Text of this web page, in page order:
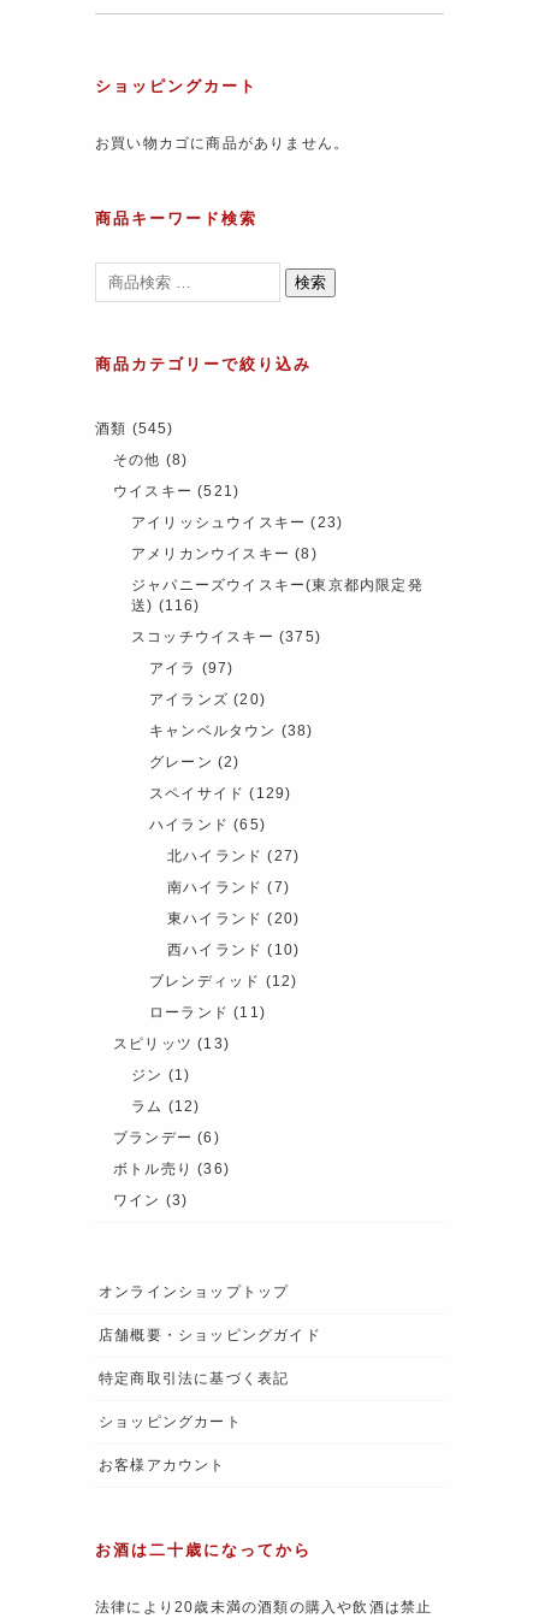
ショッピングカート
お買い物カゴに商品がありません。
商品キーワード検索
検索
商品カテゴリーで絞り込み
酒類 (545)
その他 (8)
ウイスキー (521)
アイリッシュウイスキー (23)
アメリカンウイスキー (8)
ジャパニーズウイスキー(東京都内限定発
送) (116)
スコッチウイスキー (375)
アイラ (97)
アイランズ (20)
キャンベルタウン (38)
グレーン (2)
スペイサイド (129)
ハイランド (65)
北ハイランド (27)
南ハイランド (7)
東ハイランド (20)
西ハイランド (10)
ブレンディッド (12)
ローランド (11)
スピリッツ (13)
ジン (1)
ラム (12)
ブランデー (6)
ボトル売り (36)
ワイン (3)
オンラインショップトップ
店舗概要・ショッピングガイド
特定商取引法に基づく表記
ショッピングカート
お客様アカウント
お酒は二十歳になってから
法律により20歳未満の酒類の購入や飲酒は禁止